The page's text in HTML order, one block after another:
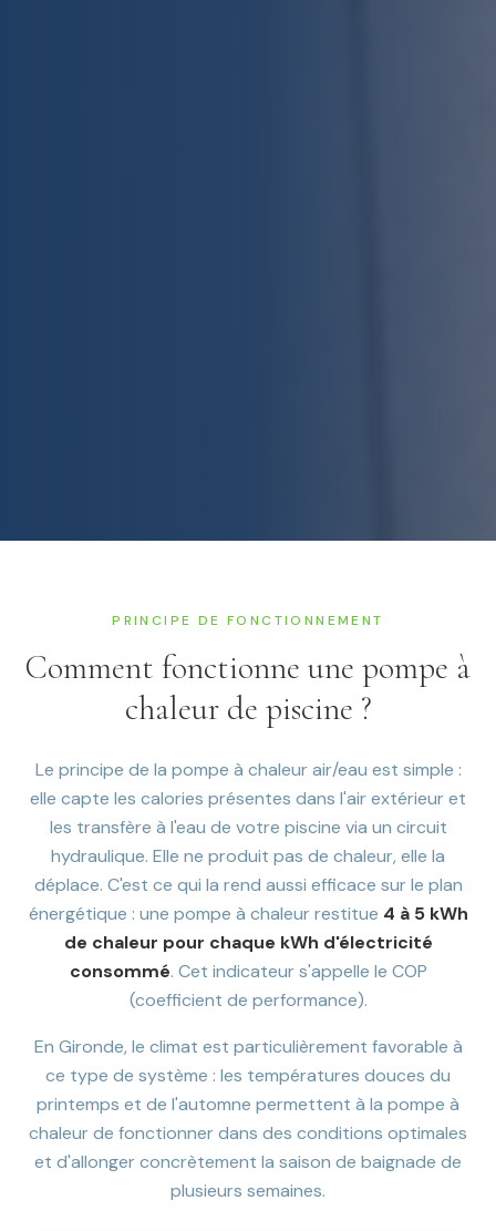
PRINCIPE DE FONCTIONNEMENT
Comment fonctionne une pompe à
chaleur de piscine ?
Le principe de la pompe à chaleur air/eau est simple :
elle capte les calories présentes dans l'air extérieur et
les transfère à l'eau de votre piscine via un circuit
hydraulique. Elle ne produit pas de chaleur, elle la
déplace. C'est ce qui la rend aussi efficace sur le plan
énergétique : une pompe à chaleur restitue 4 à 5 kWh
de chaleur pour chaque kWh d'électricité
consommé. Cet indicateur s'appelle le COP
(coefficient de performance).
En Gironde, le climat est particulièrement favorable à
ce type de système : les températures douces du
printemps et de l'automne permettent à la pompe à
chaleur de fonctionner dans des conditions optimales
et d'allonger concrètement la saison de baignade de
plusieurs semaines.